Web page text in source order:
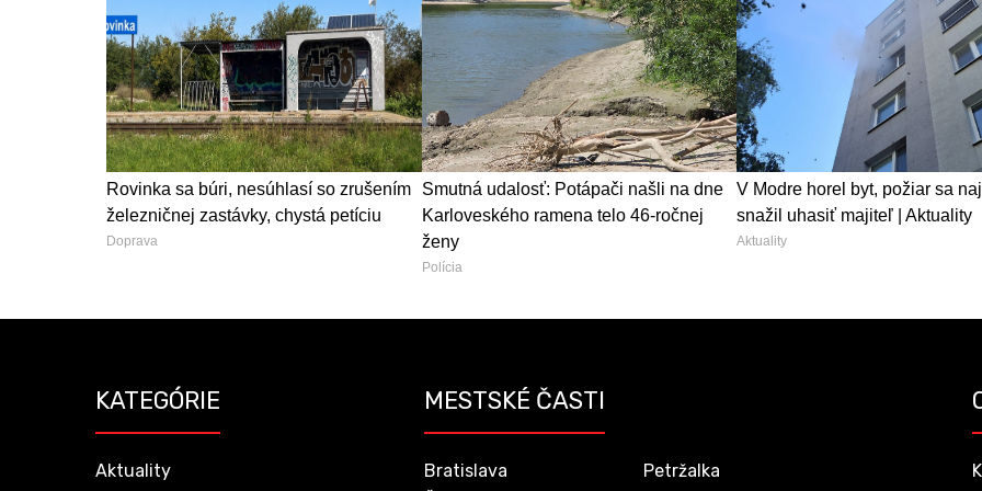
Rovinka sa búri, nesúhlasí so zrušením
železničnej zastávky, chystá petíciu
Doprava
Smutná udalosť: Potápači našli na dne
Karloveského ramena telo 46-ročnej
ženy
Polícia
V Modre horel byt, požiar sa
snažil uhasiť majiteľ | Aktuality
Aktuality
KATEGÓRIE
Aktuality
MESTSKÉ ČASTI
Bratislava
Petržalka